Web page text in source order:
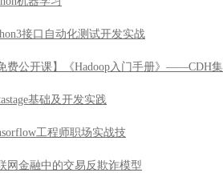
接口自动化测试开发实战
费公开课】《Hadoop入门手册》——CDH
基础及开发实践
工程师职场实战技
网金融中的交易反欺诈模型